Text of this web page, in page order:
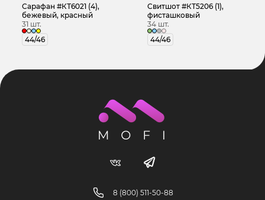
Сарафан #КТ6021 (4),
бежевый, красный
31 шт.
44/46
Свитшот #КТ5206 (1),
фисташковый
34 шт.
44/46
8 (800) 511-50-88